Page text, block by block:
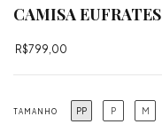
CAMISA EUFRATES
R$799,00
TAMANHO PP P M